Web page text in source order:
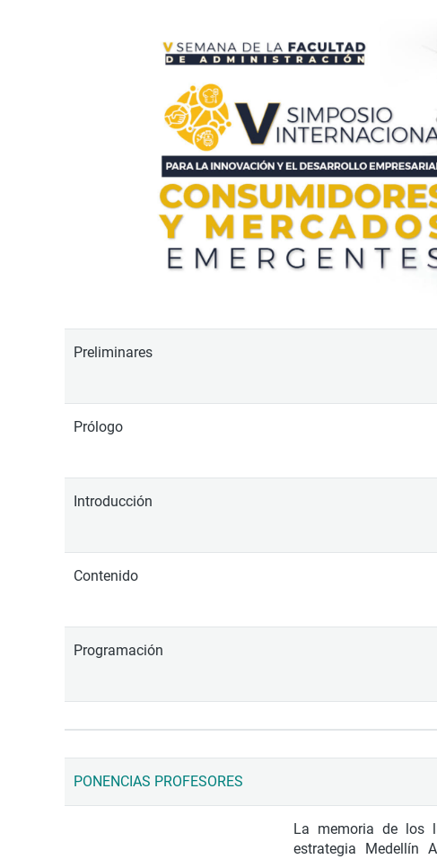
Preliminares
Prólogo
Introducción
Contenido
Programación
PONENCIAS PROFESORES
La memoria de los
estrategia Medellín